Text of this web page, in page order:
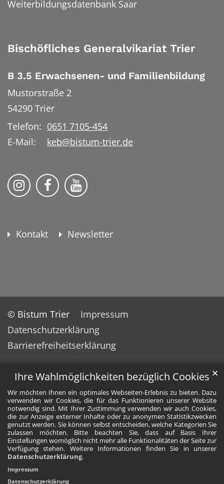
Ihre Wahlmöglichkeiten bezüglich Cookies
Wir möchten Ihnen ein optimales Webseiten-Erlebnis zu bieten. Dazu
verwenden wir Cookies, die für das Funktionieren unserer Website
notwendig sind. Mit Ihrer Zustimmung verwenden wir auch Cookies,
die zur Anzeige externer Inhalte oder zu anonymen Statistikzwecken
genutzt werden. Sie können selbst entscheiden, welche Kategorien Sie
zulassen möchten. Bitte beachten Sie, dass auf Basis Ihrer
Einstellungen womöglich nicht mehr alle Funktionalitäten der Seite zur
Verfügung stehen. Weitere Informationen finden Sie in unserer
Datenschutzerklärung.
✕
Impressum
Datenschutzerklärung
Weiterbildungsdatenbank Saar
Bischöfliches Generalvikariat Trier
B 3.5 Erwachsenen- und Familienbildung
Mustorstraße 2
54290 Trier
Telefon: 0651 7105-454
E-Mail:
keb@bistum-trier.de
KEB Bildung Leben auf Instagram
KEB Bildung Leben auf Facebook
KEB Bildung Leben auf
Kontakt Newsletter
© Bistum Trier
Impressum
Datenschutzerklärung
Barrierefreiheitserklärung